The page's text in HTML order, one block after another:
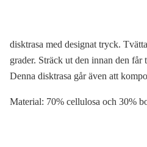
disktrasa med designat tryck.
grader. Sträck ut den innan den får
Denna disktrasa går även att
Material: 70% cellulosa och 30%